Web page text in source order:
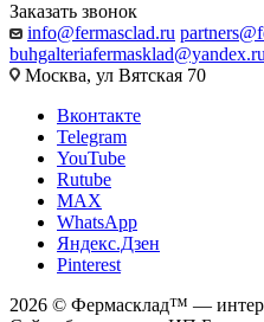
Заказать звонок
info@fermasclad.ru
buhgalteriafermasklad@yandex.ru
Москва, ул Вятская 70
Вконтакте
Telegram
YouTube
Rutube
MAX
WhatsApp
Яндекс.Дзен
Pinterest
2026 © Фермасклад™ —